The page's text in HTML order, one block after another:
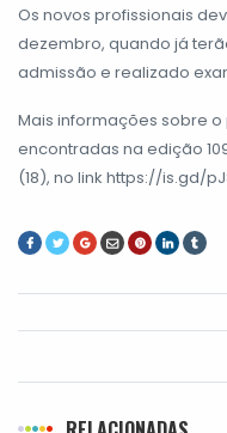
Os novos profissionais
dezembro, quando já
admissão e realizado
Mais informações sobre
encontradas na edição
(18), no link https://is.gd/